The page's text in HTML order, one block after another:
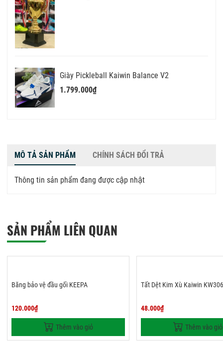
Giày Pickleball Kaiwin Balance V2
1.799.000₫
MÔ TẢ SẢN PHẨM CHÍNH SÁCH ĐỔI TRẢ
Thông tin sản phẩm đang được cập nhật
SẢN PHẨM LIÊN QUAN
Băng bảo vệ đầu gối KEEPA
120.000₫
Thêm vào giỏ
Tất Dệt Kim Xù Kaiwin
48.000₫
Thêm vào giỏ